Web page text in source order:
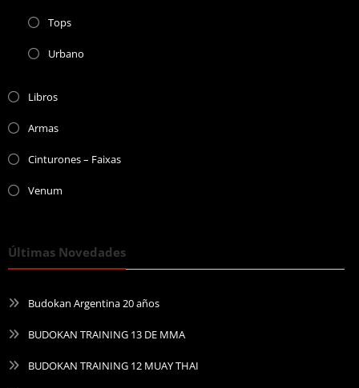
Tops
Urbano
Libros
Armas
Cinturones – Faixas
Venum
Últimas Novedades
Budokan Argentina 20 años
BUDOKAN TRAINING 13 DE MMA
BUDOKAN TRAINING 12 MUAY THAI